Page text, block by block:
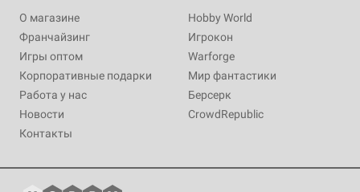
О магазине
Франчайзинг
Игры оптом
Корпоративные подарки
Работа у нас
Новости
Контакты
Hobby World
Игрокон
Warforge
Мир фантастики
Берсерк
CrowdRepublic